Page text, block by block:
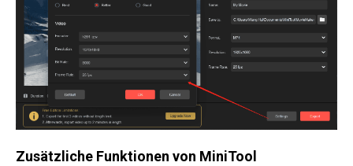
Zusätzliche Funktionen von MiniTool